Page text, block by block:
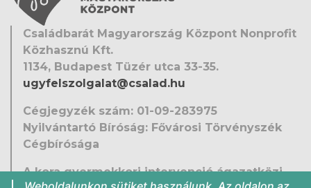
Családbarát Magyarország Központ Nonprofit
Közhasznú Kft.
1134, Budapest Tüzér utca 33-35.
ugyfelszolgalat@csalad.hu
Cégjegyzék szám: 01-09-283975
Nyilvántartó Bíróság: Fővárosi Törvényszék
Cégbírósága
A kora gyermekkori intervenció ágazatközi